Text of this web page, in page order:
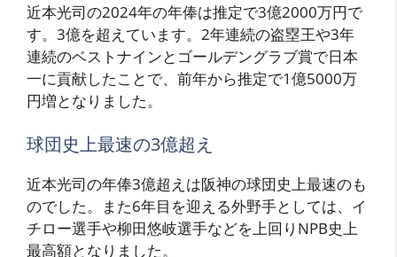
近本光司の2024年の年俸は推定で3億2000万円で
す。3億を超えています。2年連続の盗塁王や3年
連続のベストナインとゴールデングラブ賞で日本
一に貢献したことで、前年から推定で1億5000万
円増となりました。
球団史上最速の3億超え
近本光司の年俸3億超えは阪神の球団史上最速のも
のでした。また6年目を迎える外野手としては、イ
チロー選手や柳田悠岐選手などを上回りNPB史上
最高額となりました。